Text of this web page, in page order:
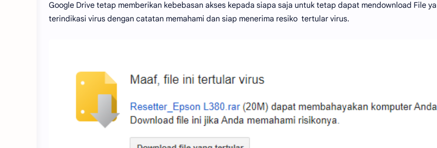
Google Drive tetap memberikan kebebasan akses kepada siapa saja untuk tetap dapat mendownload File
terindikasi virus dengan catatan memahami dan siap menerima resiko tertular virus.